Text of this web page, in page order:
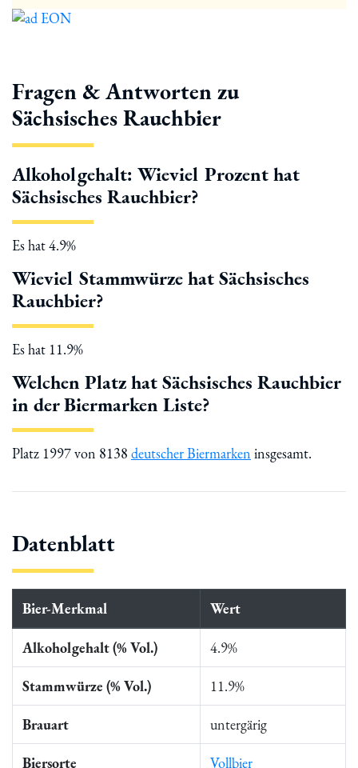
Fragen & Antworten zu
Sächsisches Rauchbier
Alkoholgehalt: Wieviel Prozent hat
Sächsisches Rauchbier?
Es hat 4.9%
Wieviel Stammwürze hat Sächsisches
Rauchbier?
Es hat 11.9%
Welchen Platz hat Sächsisches Rauchbier
in der Biermarken Liste?
Platz 1997 von 8138 deutscher Biermarken insgesamt.
Datenblatt
Bier-Merkmal Wert
Alkoholgehalt (% Vol.) 4.9%
Stammwürze (% Vol.) 11.9%
Brauart untergärig
Biersorte Vollbier